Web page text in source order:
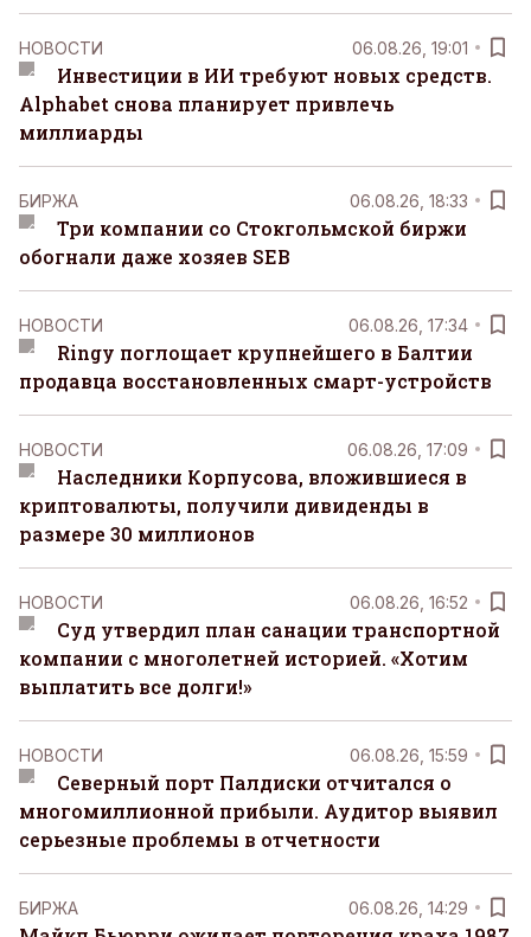
НОВОСТИ 06.08.26, 19:01
Инвестиции в ИИ требуют новых средств.
Alphabet снова планирует привлечь
миллиарды
БИРЖА 06.08.26, 18:33
Три компании со Стокгольмской биржи
обогнали даже хозяев SEB
НОВОСТИ 06.08.26, 17:34
Ringy поглощает крупнейшего в Балтии
продавца восстановленных смарт-устройств
НОВОСТИ 06.08.26, 17:09
Наследники Корпусова, вложившиеся в
криптовалюты, получили дивиденды в
размере 30 миллионов
НОВОСТИ 06.08.26, 16:52
Суд утвердил план санации транспортной
компании с многолетней историей. «Хотим
выплатить все долги!»
НОВОСТИ 06.08.26, 15:59
Северный порт Палдиски отчитался о
многомиллионной прибыли. Аудитор выявил
серьезные проблемы в отчетности
БИРЖА 06.08.26, 14:29